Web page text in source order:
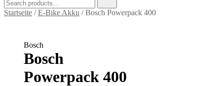
for:
Startseite /E-Bike Akku / Bosch Powerpack 400
Bosch
Bosch
Powerpack 400